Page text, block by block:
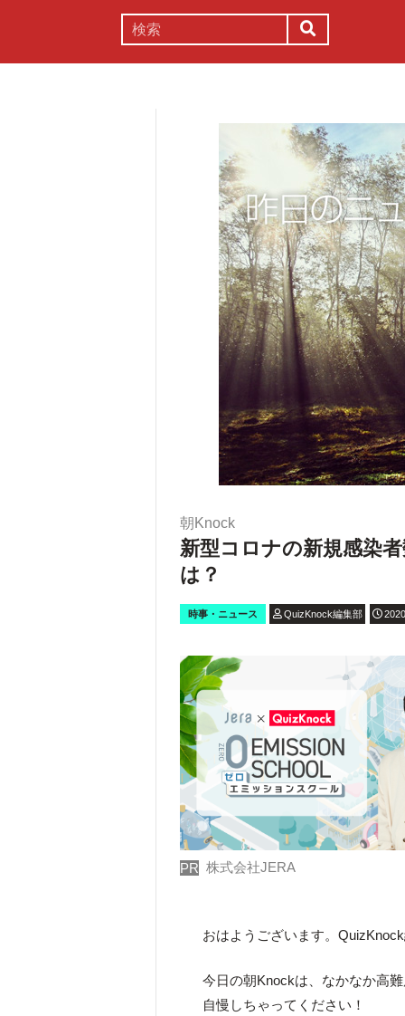
朝Knock
新型コロナの新規感染
は？
時事・ニュース QuizKnock編集部
PR 株式会社JERA
おはようございます。
今日の朝Knockは、なかなか高
自慢しちゃってください！